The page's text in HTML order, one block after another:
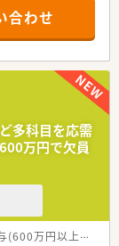
異なりますが、
ンとして運営し
舗の規模に応じ
を円滑に進めてお
開しており、地
最優先事項とし
様の栄養管理を
を非常に大切に
しているため、
合わせ
多科目を応需
万円で欠員
(600万円以上)